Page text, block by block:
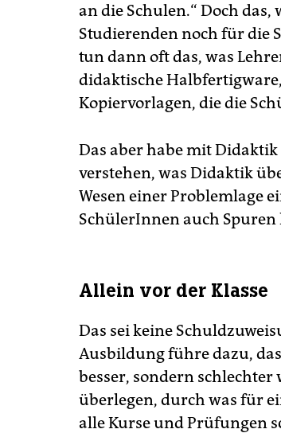
an die Schulen.“ Doch
Studierenden noch für die
tun dann oft das, was
didaktische
Kopiervorlagen, die die
Das aber habe mit
verstehen, was Didaktik
Wesen einer Problemlage
SchülerInnen auch Spuren
Allein vor der Klasse
Das sei keine
Ausbildung führe dazu,
besser, sondern schlechter
überlegen, durch was für
alle Kurse und Prüfungen